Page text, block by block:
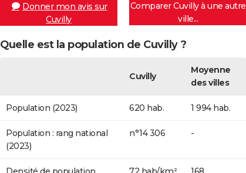
Donner mon avis sur
Cuvilly
Comparer Cuvilly à une autre
ville...
Quelle est la population de Cuvilly ?
Cuvilly
Moyenne
des villes
Population (2023) 620 hab. 1 994 hab.
Population : rang national
(2023)
n°14 306 -